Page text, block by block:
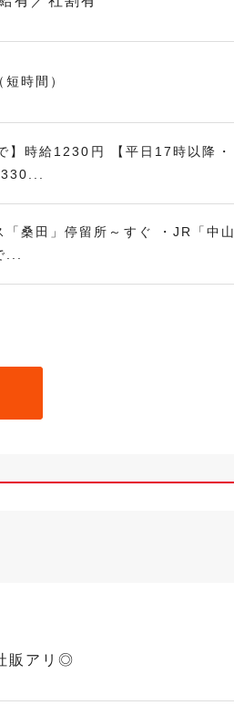
時間）
】時給1230円 【平日17時以降・
「桑田」停留所～すぐ ・JR「中山
...
販アリ◎